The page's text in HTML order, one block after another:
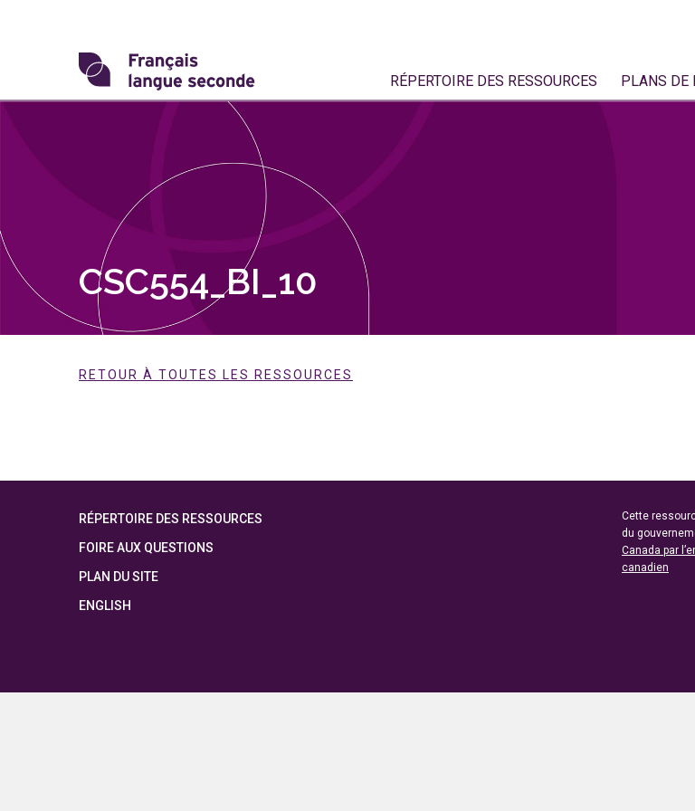
Transformons
seconde
RÉPERTOIRE DES RESSOURCES PLANS DE
CSC554_BI_10
RETOUR À TOUTES LES RESSOURCES
RÉPERTOIRE DES RESSOURCES
FOIRE AUX QUESTIONS
PLAN DU SITE
ENGLISH
Cette
du
Canada par
canadien